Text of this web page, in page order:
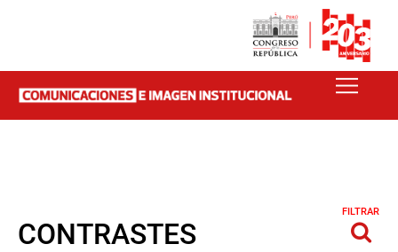
CONTRASTES
FILTRAR